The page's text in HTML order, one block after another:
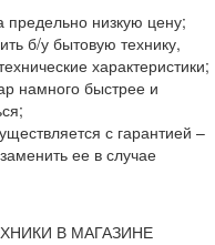
предельно низкую цену;
б/у бытовую технику,
характеристики;
намного быстрее и
с гарантией –
ее в случае
В МАГАЗИНЕ